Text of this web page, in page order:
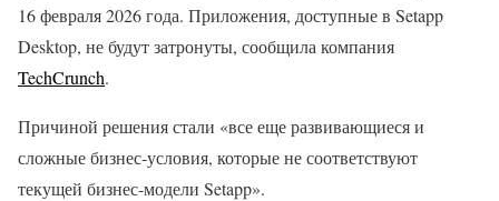
16 февраля 2026 года. Приложения, доступные в Setapp
Desktop, не будут затронуты, сообщила компания
TechCrunch.
Причиной решения стали «все еще развивающиеся и
сложные бизнес-условия, которые не соответствуют
текущей бизнес-модели Setapp».